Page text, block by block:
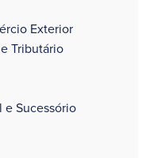
Exterior
Tributário
e Sucessório